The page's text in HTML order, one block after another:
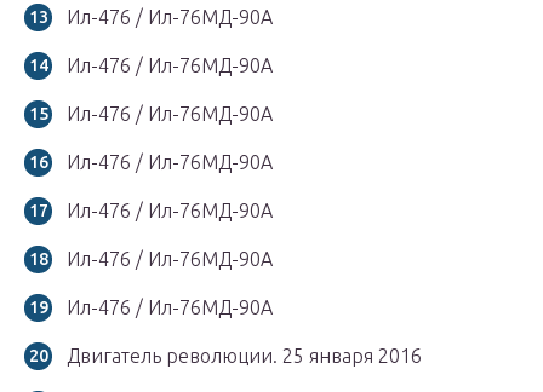
Ил-476 / Ил-76МД-90А
Ил-476 / Ил-76МД-90А
Ил-476 / Ил-76МД-90А
Ил-476 / Ил-76МД-90А
Ил-476 / Ил-76МД-90А
Ил-476 / Ил-76МД-90А
Ил-476 / Ил-76МД-90А
Двигатель революции. 25 января 2016